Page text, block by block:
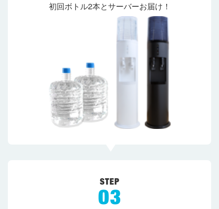
初回ボトル2本とサーバーお届け！